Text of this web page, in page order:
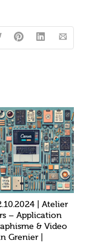
| Atelier
– Application
& Video
Grenier |